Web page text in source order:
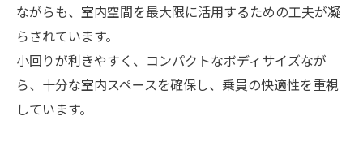
ながらも、室内空間を最大限に活用するための工夫が凝
らされています。
小回りが利きやすく、コンパクトなボディサイズなが
ら、十分な室内スペースを確保し、乗員の快適性を重視
しています。